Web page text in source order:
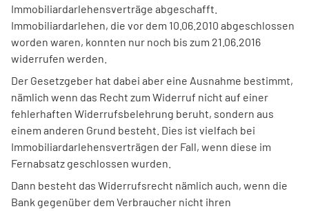
Immobiliardarlehensverträge abgeschafft.
Immobiliardarlehen, die vor dem 10.06.2010 abgeschlossen
worden waren, konnten nur noch bis zum 21.06.2016
widerrufen werden.
Der Gesetzgeber hat dabei aber eine Ausnahme bestimmt,
nämlich wenn das Recht zum Widerruf nicht auf einer
fehlerhaften Widerrufsbelehrung beruht, sondern aus
einem anderen Grund besteht. Dies ist vielfach bei
Immobiliardarlehensverträgen der Fall, wenn diese im
Fernabsatz geschlossen wurden.
Dann besteht das Widerrufsrecht nämlich auch, wenn die
Bank gegenüber dem Verbraucher nicht ihren